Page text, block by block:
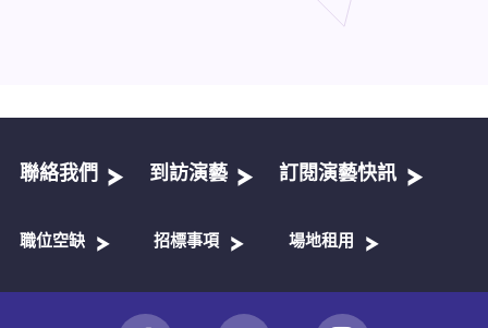
聯絡我們 到訪演藝 訂閱演藝快訊
職位空缺 招標事項 場地租用